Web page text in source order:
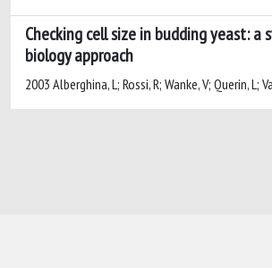
Checking cell size in budding yeast: a
biology approach
2003 Alberghina, L; Rossi, R; Wanke, V; Querin, L;